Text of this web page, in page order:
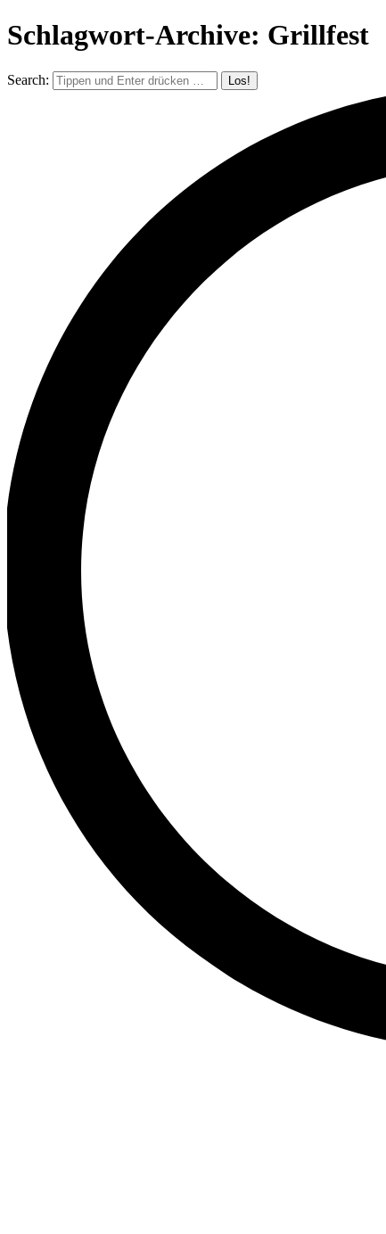
Schlagwort-Archive: Grillfest
Search: